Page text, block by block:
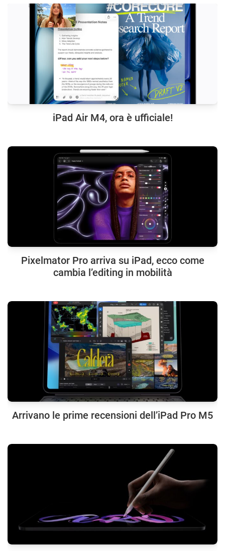
iPad Air M4, ora è ufficiale!
Pixelmator Pro arriva su iPad, ecco come
cambia l’editing in mobilità
Arrivano le prime recensioni dell’iPad Pro M5